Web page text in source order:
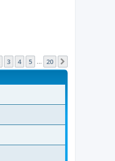
de 20
3 4 5 20